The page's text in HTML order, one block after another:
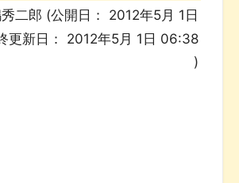
二郎 (公開日： 2012年5月 1日
更新日： 2012年5月 1日 06:38
)